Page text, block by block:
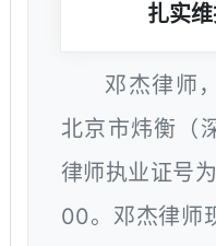
扎实
邓杰律师
北京市炜衡（
律师执业证号
00。邓杰律师